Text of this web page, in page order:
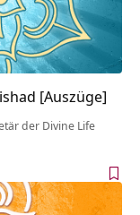
[Auszüge]
der Divine Life